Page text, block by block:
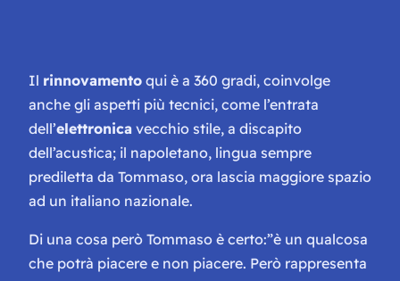
Il rinnovamento qui è a 360 gradi, coinvolge
anche gli aspetti più tecnici, come l’entrata
dell’elettronica vecchio stile, a discapito
dell’acustica; il napoletano, lingua sempre
prediletta da Tommaso, ora lascia maggiore spazio
ad un italiano nazionale.
Di una cosa però Tommaso è certo:”è un qualcosa
che potrà piacere e non piacere. Però rappresenta